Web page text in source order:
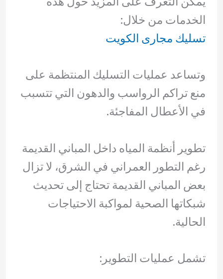
الخدمات من خلال:
تسليك مجارى الكويت
وتساعد عمليات التسليك المنتظمة على
منع تراكم الرواسب والدهون التي تتسبب
في الأعطال المفاجئة.
تطوير أنظمة المياه داخل المباني القديمة
رغم التطور العمراني في الشرق، لا تزال
بعض المباني القديمة تحتاج إلى تحديث
شبكاتها الصحية لمواكبة الاحتياجات
الحالية.
تشمل عمليات التطوير: